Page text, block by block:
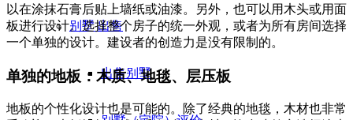
别墅出售
出售别墅
以在涂抹石膏后贴上墙纸或油漆。另外，也可以用木头或用面
板进行设计。选择整个房子的统一外观，或者为所有房间选择
一个单独的设计。建设者的创造力是没有限制的。
单独的地板：木质、地毯、层压板
地板的个性化设计也是可能的。除了经典的地毯，木材也非常